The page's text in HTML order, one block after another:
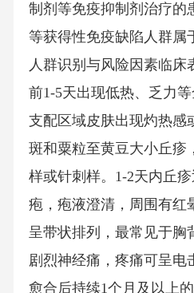
制剂等免疫抑制剂治疗的
等获得性免疫缺陷人群属
人群识别与风险因素临床
前1-5天出现低热、乏力
支配区域皮肤出现灼热感
斑和粟粒至黄豆大小丘疹
样或针刺样。1-2天内丘
疱，疱液澄清，周围有红
呈带状排列，最常见于胸
剧烈神经痛，疼痛可呈电
愈合后持续1个月及以上